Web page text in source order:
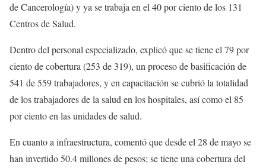
de Cancerología) y ya se trabaja en el 40 por ciento de los 131
Centros de Salud.
Dentro del personal especializado, explicó que se tiene el 79 por
ciento de cobertura (253 de 319), un proceso de basificación de
541 de 559 trabajadores, y en capacitación se cubrió la totalidad
de los trabajadores de la salud en los hospitales, así como el 85
por ciento en las unidades de salud.
En cuanto a infraestructura, comentó que desde el 28 de mayo se
han invertido 50.4 millones de pesos; se tiene una cobertura del